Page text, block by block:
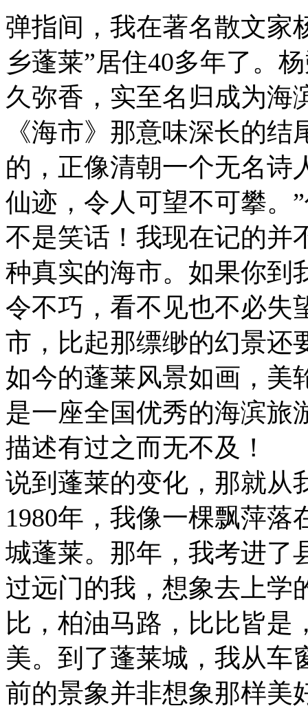
弹指间，我在著名散文家
乡蓬莱”居住40多年了。
久弥香，实至名归成为海
《海市》那意味深长的
的，正像清朝一个无名诗
仙迹，令人可望不可攀。
不是笑话！我现在记的并
种真实的海市。如果你到
令不巧，看不见也不必失
市，比起那缥缈的幻景还
如今的蓬莱风景如画，美
是一座全国优秀的海滨旅
描述有过之而无不及！
说到蓬莱的变化，那就从
1980年，我像一棵飘萍
城蓬莱。那年，我考进了
过远门的我，想象去上学
比，柏油马路，比比皆是
美。到了蓬莱城，我从车
前的景象并非想象那样美